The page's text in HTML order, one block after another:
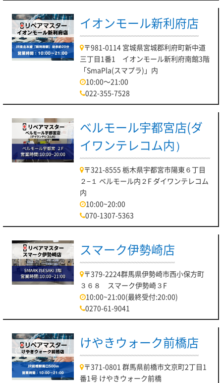
イオンモール新利府店
〒981-0114 宮城県宮城郡利府町新中道
三丁目1番1 イオンモール新利府南館3階
「SmaPla(スマプラ)」内
10:00～21:00
022-355-7528
ベルモール宇都宮店(ダ
イワンテレコム内）
〒321-8555 栃木県宇都宮市陽東６丁目
２−１ ベルモール内２F ダイワンテレコム
内
10:00~20:00
070-1307-5363
スマーク伊勢崎店
〒379-2224群馬県伊勢崎市西小保方町
３６８ スマーク伊勢崎３F
10:00~21:00(最終受付:20:00)
0270-61-9041
けやきウォーク前橋店
〒371-0801 群馬県前橋市文京町2丁目1
番1号 けやきウォーク前橋